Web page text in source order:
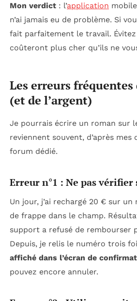
Mon verdict : l’application
n’ai jamais eu de problème. Si
fait parfaitement le travail.
coûteront plus cher qu’ils ne
Les erreurs
(et de l’argent)
Je pourrais écrire un roman sur
reviennent souvent, d’après
forum dédié.
Erreur n°1 : Ne pas vérifier
Un jour, j’ai rechargé 20 € sur
de frappe dans le champ.
support a refusé de rembourser
Depuis, je relis le numéro trois
affiché dans l’écran de
pouvez encore annuler.